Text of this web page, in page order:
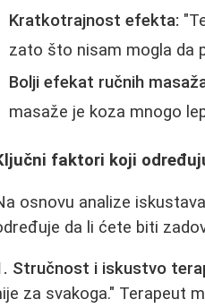
Kratkotrajnost efekta:
zato što nisam mogla da
Bolji efekat ručnih
masaže je koza mnogo
faktori koji
osnovu analize
da li ćete biti
Stručnost i iskustvo
za svakoga." Terapeut